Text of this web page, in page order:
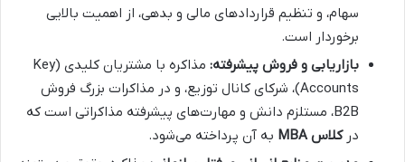
سهام، و تنظیم قراردادهای مالی و بدهی، از اهمیت بالایی
برخوردار است.
بازاریابی و فروش پیشرفته:
مذاکره با مشتریان کلیدی (Key
Accounts)، شرکای کانال توزیع، و در مذاکرات بزرگ فروش
B2B، مستلزم دانش و مهارت‌های پیشرفته مذاکراتی است که
درکلاس MBA
به آن پرداخته می‌شود.